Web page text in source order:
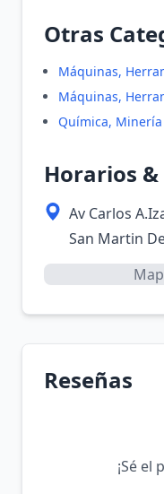
Otras
Máquinas,
Máquinas,
Química,
Horarios
Av Carlos
San Martin
Reseñas
¡Sé